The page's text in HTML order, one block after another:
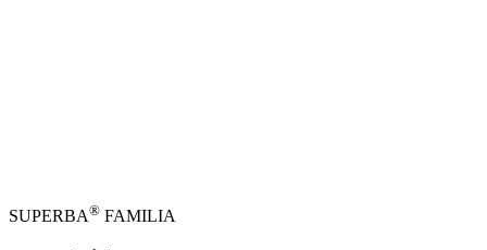
SUPERBA® FAMILIA